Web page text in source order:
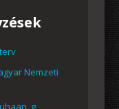
Nemzeti